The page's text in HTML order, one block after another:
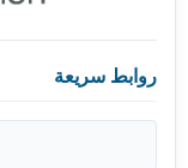
روابط سريعة